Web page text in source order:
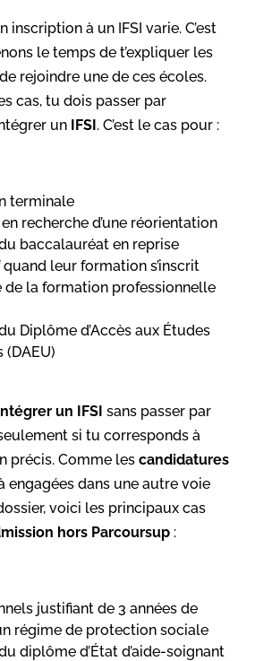
inscription à un IFSI varie. C’est
le temps de t’expliquer les
rejoindre une de ces écoles.
cas, tu dois passer par
un IFSI. C’est le cas pour :
terminale
recherche d’une réorientation
baccalauréat en reprise
quand leur formation s’inscrit
de la formation professionnelle
Diplôme d’Accès aux Études
(DAEU)
un IFSI sans passer par
si tu corresponds à
précis. Comme les candidatures
engagées dans une autre voie
voici les principaux cas
hors Parcoursup :
justifiant de 3 années de
régime de protection sociale
diplôme d’État d’aide-soignant